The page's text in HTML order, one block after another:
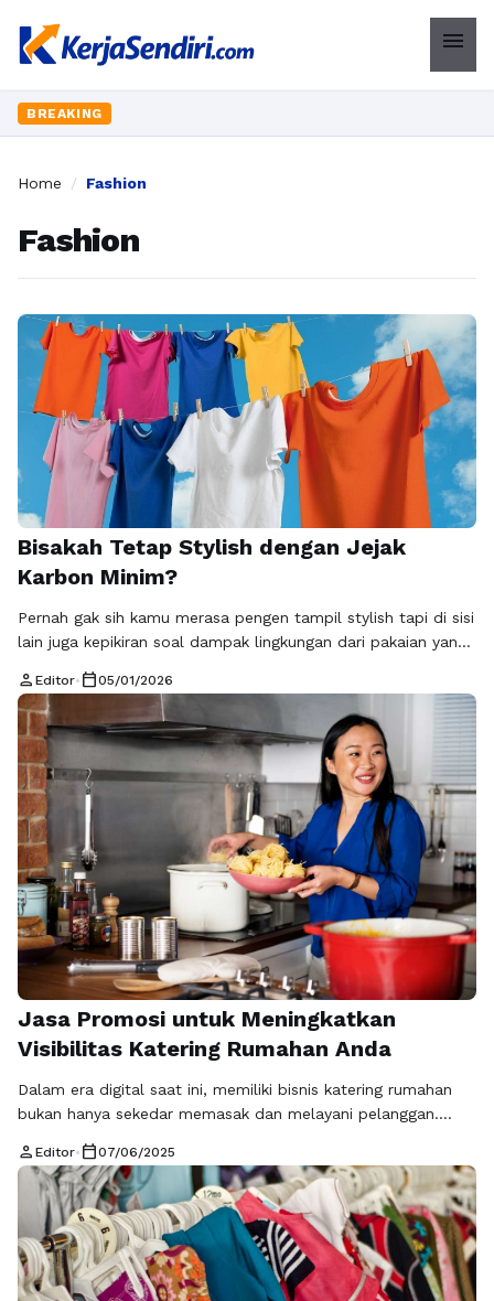
menu
BREAKING
Home / Fashion
Fashion
Bisakah Tetap Stylish dengan Jejak
Karbon Minim?
Pernah gak sih kamu merasa pengen tampil stylish tapi di sisi
lain juga kepikiran soal dampak lingkungan dari pakaian yang
karena kesadaran konsumen terhadap isu lingkungan juga
makin tinggi. Fashion bukan lagi cuma soal penampilan, tapi
juga soal pilihan hidup. Konsep gaya stylish dengan jejak
karbon …
Baca Selengkapnya
person Editor• calendar_today05/01/2026
Jasa Promosi untuk Meningkatkan
Visibilitas Katering Rumahan Anda
Dalam era digital saat ini, memiliki bisnis katering rumahan
bukan hanya sekedar memasak dan melayani pelanggan.
pemasaran yang efektif. Salah satu cara terbaik untuk
mempromosikan bisnis katering rumahan adalah dengan
memanfaatkan jasa promosi yang dapat meningkatkan
visibilitas website Anda. Dengan pendekatan yang tepat,
Anda dapat menjangkau lebih …Baca Selengkapnya
person Editor• calendar_today07/06/2025